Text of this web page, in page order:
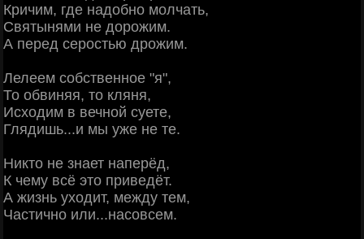
Кричим, где надобно молчать,
Святынями не дорожим.
А перед серостью дрожим.
Лелеем собственное "я",
То обвиняя, то кляня,
Исходим в вечной суете,
Глядишь...и мы уже не те.
Никто не знает наперёд,
К чему всё это приведёт.
А жизнь уходит, между тем,
Частично или...насовсем.